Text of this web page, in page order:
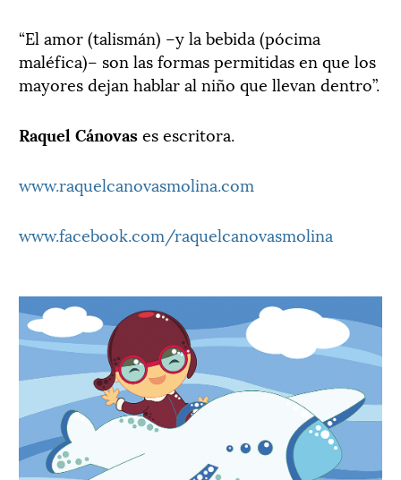
“El amor (talismán) –y la bebida (pócima
maléfica)– son las formas permitidas en que los
mayores dejan hablar al niño que llevan dentro”.
Raquel Cánovases escritora.
www.raquelcanovasmolina.com
www.facebook.com/raquelcanovasmolina